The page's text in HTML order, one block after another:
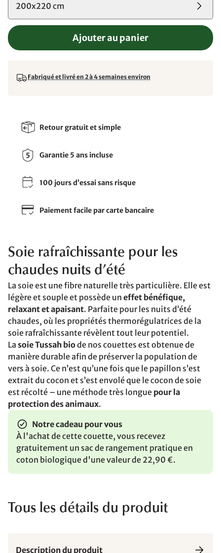
200x220 cm
Ajouter au panier
Fabriqué et livré en 2 à 4 semaines environ
Retour gratuit et simple
Garantie 5 ans incluse
100 jours d’essai sans risque
Paiement facile par carte bancaire
Soie rafraîchissante pour les
chaudes nuits d’été
La soie est une fibre naturelle très particulière. Elle est
légère et souple et possède un effet bénéfique,
relaxant et apaisant. Parfaite pour les nuits d’été
chaudes, où les propriétés thermorégulatrices de la
soie rafraîchissante révèlent tout leur potentiel.
La soie Tussah biode nos couettes est obtenue de
manière durable afin de préserver la population de
vers à soie. Ce n’est qu’une fois que le papillon s’est
extrait du cocon et s’est envolé que le cocon de soie
est récolté – une méthode très longue pour la
protection des animaux.
Notre cadeau pour vous
À l'achat de cette couette, vous recevez
gratuitement un sac de rangement pratique en
coton biologique d'une valeur de 22,90 €.
Tous les détails du produit
Description du produit